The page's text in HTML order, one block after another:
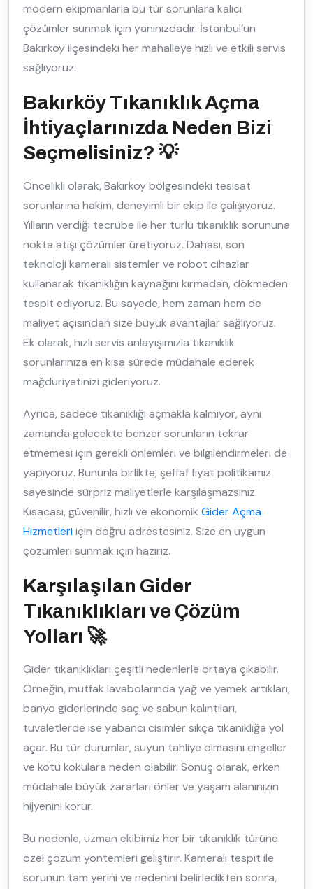
modern ekipmanlarla bu tür sorunlara kalıcı
çözümler sunmak için yanınızdadır. İstanbul’un
Bakırköy ilçesindeki her mahalleye hızlı ve etkili servis
sağlıyoruz.
Bakırköy Tıkanıklık Açma
İhtiyaçlarınızda Neden Bizi
Seçmelisiniz? 💡
Öncelikli olarak, Bakırköy bölgesindeki tesisat
sorunlarına hakim, deneyimli bir ekip ile çalışıyoruz.
Yılların verdiği tecrübe ile her türlü tıkanıklık sorununa
nokta atışı çözümler üretiyoruz. Dahası, son
teknoloji kameralı sistemler ve robot cihazlar
kullanarak tıkanıklığın kaynağını kırmadan, dökmeden
tespit ediyoruz. Bu sayede, hem zaman hem de
maliyet açısından size büyük avantajlar sağlıyoruz.
Ek olarak, hızlı servis anlayışımızla tıkanıklık
sorunlarınıza en kısa sürede müdahale ederek
mağduriyetinizi gideriyoruz.
Ayrıca, sadece tıkanıklığı açmakla kalmıyor, aynı
zamanda gelecekte benzer sorunların tekrar
etmemesi için gerekli önlemleri ve bilgilendirmeleri de
yapıyoruz. Bununla birlikte, şeffaf fiyat politikamız
sayesinde sürpriz maliyetlerle karşılaşmazsınız.
Kısacası, güvenilir, hızlı ve ekonomik Gider Açma
Hizmetleriiçin doğru adrestesiniz. Size en uygun
çözümleri sunmak için hazırız.
Karşılaşılan Gider
Tıkanıklıkları ve Çözüm
Yolları 🚀
Gider tıkanıklıkları çeşitli nedenlerle ortaya çıkabilir.
Örneğin, mutfak lavabolarında yağ ve yemek artıkları,
banyo giderlerinde saç ve sabun kalıntıları,
tuvaletlerde ise yabancı cisimler sıkça tıkanıklığa yol
açar. Bu tür durumlar, suyun tahliye olmasını engeller
ve kötü kokulara neden olabilir. Sonuç olarak, erken
müdahale büyük zararları önler ve yaşam alanınızın
hijyenini korur.
Bu nedenle, uzman ekibimiz her bir tıkanıklık türüne
özel çözüm yöntemleri geliştirir. Kameralı tespit ile
sorunun tam yerini ve nedenini belirledikten sonra,